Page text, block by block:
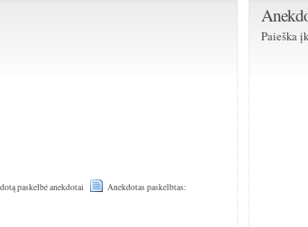
paskelbė anekdotai
Anekdotas paskelbtas:
Paieška